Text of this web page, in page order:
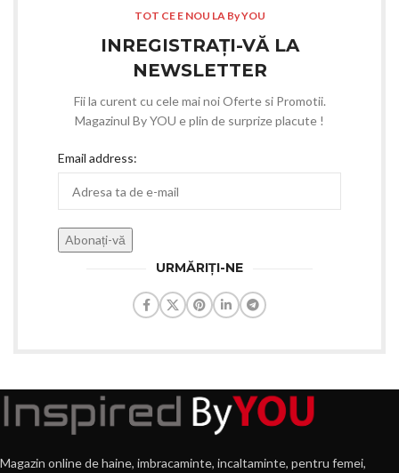
TOT CE E NOU LA By YOU
INREGISTRAȚI-VĂ LA
NEWSLETTER
Fii la curent cu cele mai noi Oferte si Promotii.
Magazinul By YOU e plin de surprize placute !
Email address:
URMĂRIȚI-NE
Magazin online de haine, imbracaminte, incaltaminte, pentru femei,